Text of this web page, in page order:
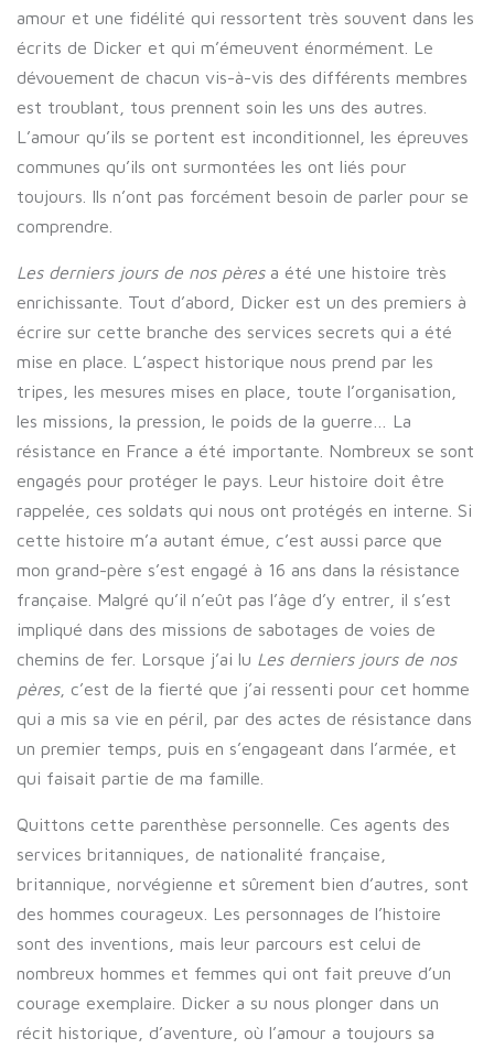
amour et une fidélité qui ressortent très souvent dans les
écrits de Dicker et qui m’émeuvent énormément. Le
dévouement de chacun vis-à-vis des différents membres
est troublant, tous prennent soin les uns des autres.
L’amour qu’ils se portent est inconditionnel, les épreuves
communes qu’ils ont surmontées les ont liés pour
toujours. Ils n’ont pas forcément besoin de parler pour se
comprendre.
Les derniers jours de nos pèresa été une histoire très
enrichissante. Tout d’abord, Dicker est un des premiers à
écrire sur cette branche des services secrets qui a été
mise en place. L’aspect historique nous prend par les
tripes, les mesures mises en place, toute l’organisation,
les missions, la pression, le poids de la guerre… La
résistance en France a été importante. Nombreux se sont
engagés pour protéger le pays. Leur histoire doit être
rappelée, ces soldats qui nous ont protégés en interne. Si
cette histoire m’a autant émue, c’est aussi parce que
mon grand-père s’est engagé à 16 ans dans la résistance
française. Malgré qu’il n’eût pas l’âge d’y entrer, il s’est
impliqué dans des missions de sabotages de voies de
chemins de fer. Lorsque j’ai lu Les derniers jours de nos
pères, c’est de la fierté que j’ai ressenti pour cet homme
qui a mis sa vie en péril, par des actes de résistance dans
un premier temps, puis en s’engageant dans l’armée, et
qui faisait partie de ma famille.
Quittons cette parenthèse personnelle. Ces agents des
services britanniques, de nationalité française,
britannique, norvégienne et sûrement bien d’autres, sont
des hommes courageux. Les personnages de l’histoire
sont des inventions, mais leur parcours est celui de
nombreux hommes et femmes qui ont fait preuve d’un
courage exemplaire. Dicker a su nous plonger dans un
récit historique, d’aventure, où l’amour a toujours sa